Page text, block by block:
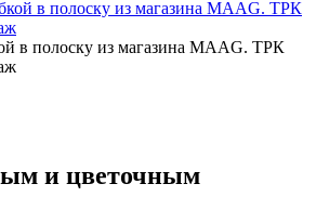
в полоску из магазина MAAG. ТРК
и цветочным